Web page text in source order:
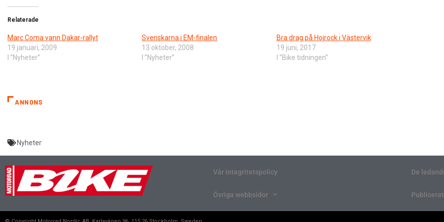
Relaterade
Marc Coma vann Dakar-rallyt
19 januari, 2009
I ”Nyheter”
Svenskarna i EM-finalen
13 oktober, 2008
I ”Nyheter”
Bra drag på Hojrock i Västervik
19 juni, 2017
I ”Bike tidningen”
ANNONS
Nyheter
Vår integritetspolicy
Övriga webbsidor
De
Publicerat